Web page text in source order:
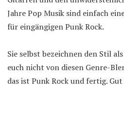
Jahre Pop Musik sind einfach
für eingängigen Punk Rock.
Sie selbst bezeichnen den Stil
euch nicht von diesen Genre-
das ist Punk Rock und fertig.